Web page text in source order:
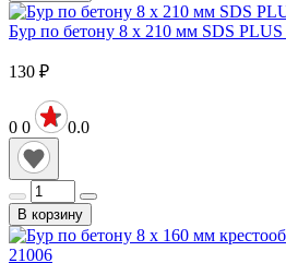
Бур по бетону 8 х 210 мм SDS
130 ₽
0 0 0.0
В корзину